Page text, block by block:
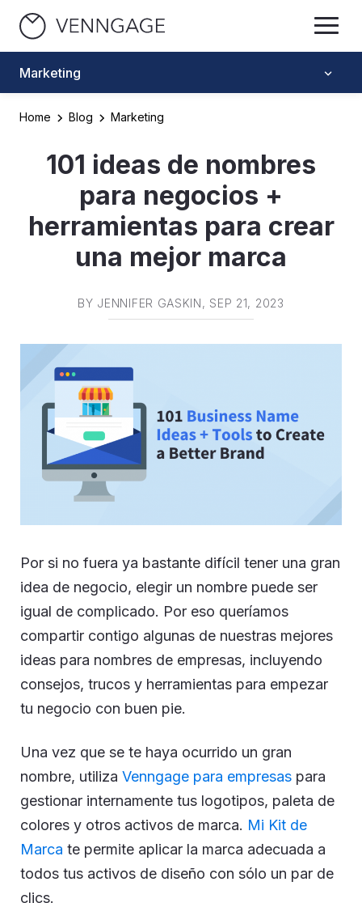
Marketing
Home Blog Marketing
101 ideas de nombres
para negocios +
herramientas para crear
una mejor marca
BY JENNIFER GASKIN, SEP 21, 2023
Por si no fuera ya bastante difícil tener una gran
idea de negocio, elegir un nombre puede ser
igual de complicado. Por eso queríamos
compartir contigo algunas de nuestras mejores
ideas para nombres de empresas, incluyendo
consejos, trucos y herramientas para empezar
tu negocio con buen pie.
Una vez que se te haya ocurrido un gran
nombre, utiliza Venngage para empresas para
gestionar internamente tus logotipos, paleta de
colores y otros activos de marca. Mi Kit de
Marca te permite aplicar la marca adecuada a
todos tus activos de diseño con sólo un par de
clics.